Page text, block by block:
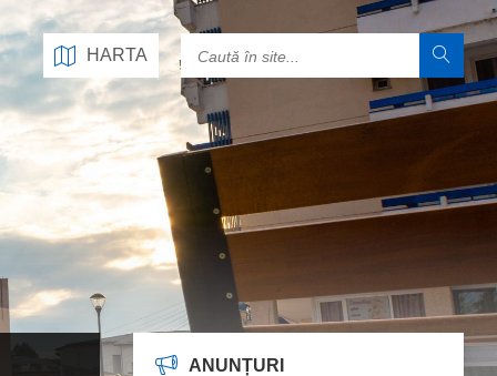
HARTA
ANUNȚURI